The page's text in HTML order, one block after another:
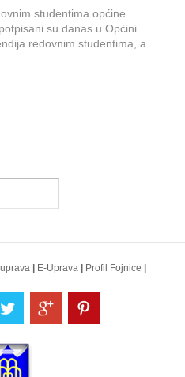
studentima općine
su danas u Općini
redovnim studentima, a
E-Uprava Profil Fojnice